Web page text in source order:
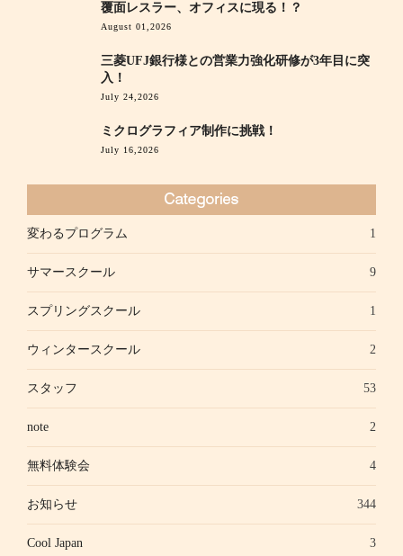
覆面レスラー、オフィスに現る！？
August 01,2026
三菱UFJ銀行様との営業力強化研修が3年目に突
入！
July 24,2026
ミクログラフィア制作に挑戦！
July 16,2026
変わるプログラム 1
サマースクール 9
スプリングスクール 1
ウィンタースクール 2
スタッフ 53
note 2
無料体験会 4
お知らせ 344
Cool Japan 3